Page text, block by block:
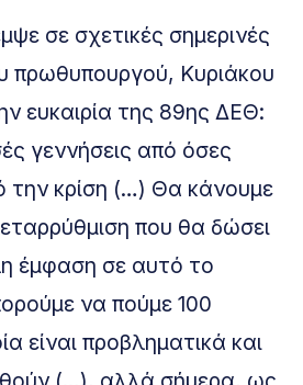
σε σχετικές σημερινές
πρωθυπουργού, Κυριάκου
ευκαιρία της 89ης ΔΕΘ:
γεννήσεις από όσες
την κρίση (…) Θα κάνουμε
που θα δώσει
έμφαση σε αυτό το
να πούμε 100
είναι προβληματικά και